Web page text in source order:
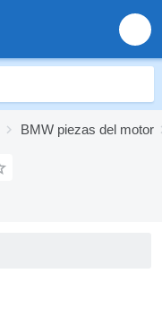
BMW piezas del motor